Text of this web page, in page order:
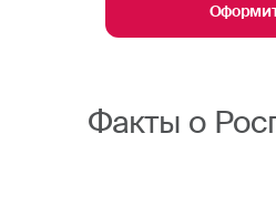
Факты о